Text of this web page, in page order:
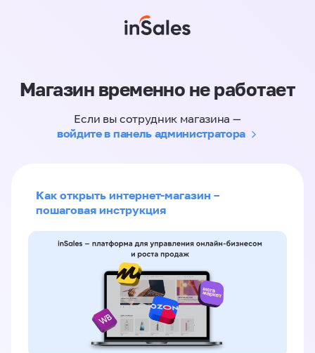
Магазин временно не работает
Если вы сотрудник магазина —
войдите в панель администратора
Как открыть интернет-магазин –
пошаговая инструкция